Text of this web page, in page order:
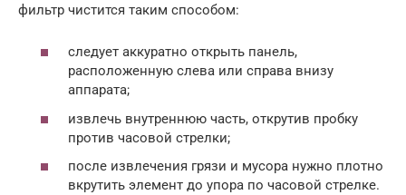
фильтр чистится таким способом:
следует аккуратно открыть панель,
расположенную слева или справа внизу
аппарата;
извлечь внутреннюю часть, открутив пробку
против часовой стрелки;
после извлечения грязи и мусора нужно плотно
вкрутить элемент до упора по часовой стрелке.